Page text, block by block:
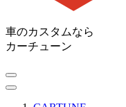
車のカスタムなら
カーチューン